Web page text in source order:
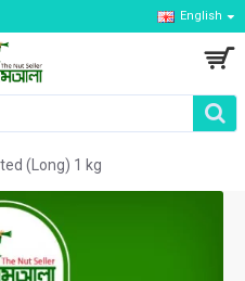
English
(Long) 1 kg